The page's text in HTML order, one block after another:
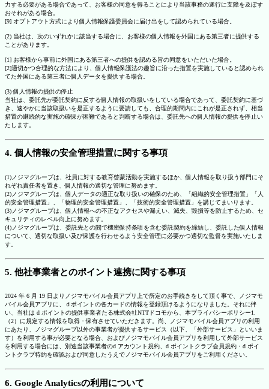
力する必要がある場合であって、お客様の同意を得ることにより当該事務の遂行に支障を及ぼす
おそれがある場合。
[9] オプトアウト方式により個人情報保護委員会に届け出をして認められている場合。
(2) 当社は、次のいずれかに該当する場合に、お客様の個人情報を外国にある第三者に提供する
ことがあります。
[1] お客様から事前に外国にある第三者への提供を認める旨の同意をいただいた場合。
[2]適切かつ合理的な方法により、個人情報保護法の趣旨に沿った措置を実施していると認められ
てた外国にある第三者に個人データを提供する場合。
(3) 個人情報の提供の停止
当社は、委託先が委託契約に反する個人情報の取扱いをしている場合であって、委託契約に基づ
き、速やかに当該取扱いを是正するように要請しても、合理的期間内にこれが是正されず、相当
措置の継続的な実施の確保が困難であると判断する場合は、委託先への個人情報の提供を停止い
たします。
4. 個人情報の安全管理措置に関する事項
(1)ノジマグループは、社員に対する教育啓蒙活動を実施するほか、個人情報を取り扱う部門にそ
れぞれ責任者を置き、個人情報の適切な管理に努めます。
(2)ノジマグループは、個人データの適正な取り扱いの確保のため、「組織的安全管理措置」「人
的安全管理措置」、「物理的安全管理措置」、「技術的安全管理措置」を講じてまいります。
(3)ノジマグループは、個人情報への不正なアクセスや漏えい、滅失、毀損等を防止するため、セ
キュリティのレベル向上に努めます。
(4)ノジマグループは、委託先との間で機密保持条項を含む委託契約を締結し、委託した個人情報
について、適切な取扱い及び保護を行わせるよう安全管理に必要かつ適切な監督を実施いたしま
す。
5. 他社事業者とのポイント連携に関する事項
2024 年 6 月 19 日よりノジマモバイル会員アプリ上で所定のお手続きをして頂く事で、ノジマモ
バイル会員アプリに、ｄポイントの各カードの情報を登録頂けるようになりました。それに伴
い、当社は d ポイントの提供事業者たる株式会社NTTドコモから、本プライバシーポリシー1.
（2）に規定する情報を取得・保有させていただきます。尚、ノジマモバイル会員アプリの利用
にあたり、ノジマグループ以外の事業者が提供するサービス（以下、「外部サービス」といいま
す）を利用する事が必要となる場合、およびノジマモバイル会員アプリを利用して外部サービス
を利用する場合には、別途当該事業者のd アカウント規約、d ポイントクラブ会員規約・d ポイ
ントクラブ特約を確認および同意したうえでノジマモバイル会員アプリをご利用ください。
6. Google Analyticsの利用について